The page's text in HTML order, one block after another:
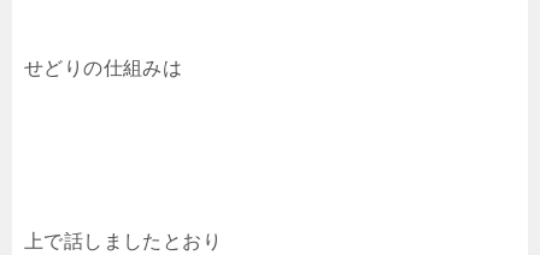
せどりの仕組みは
上で話しましたとおり